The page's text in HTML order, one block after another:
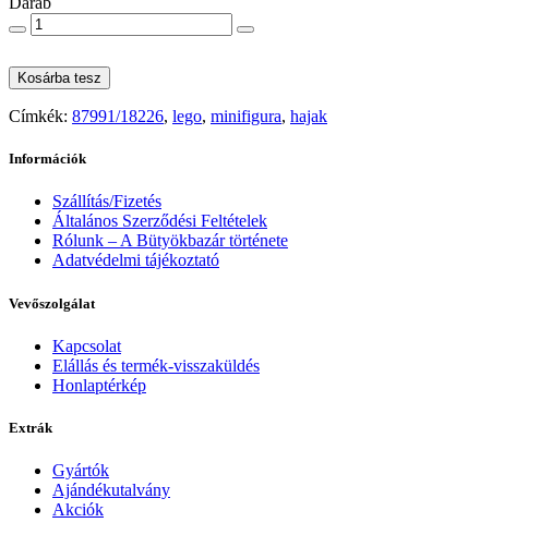
Kosárba tesz
Címkék: 87991/18226, lego, minifigura, hajak
Információk
Szállítás/Fizetés
Általános Szerződési Feltételek
Rólunk – A Bütyökbazár története
Adatvédelmi tájékoztató
Vevőszolgálat
Kapcsolat
Elállás és termék-visszaküldés
Honlaptérkép
Extrák
Gyártók
Ajándékutalvány
Akciók